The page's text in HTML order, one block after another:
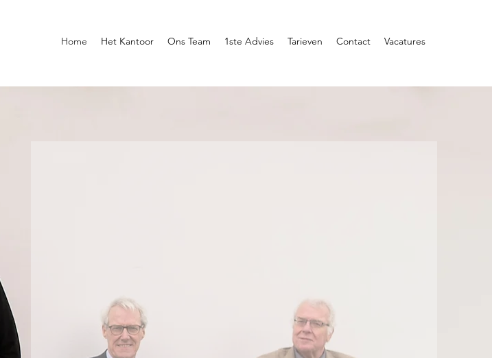
Home Het Kantoor Ons Team 1ste Advies Tarieven Contact Vacatures